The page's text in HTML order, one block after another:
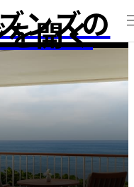
ンズの
開く